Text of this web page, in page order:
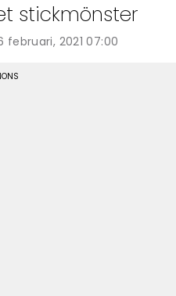
stickmönster
februari, 2021 07:00